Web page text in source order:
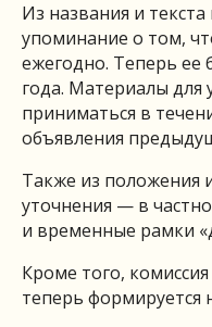
Из названия и
упоминание о том,
ежегодно. Теперь ее
года. Материалы для
приниматься в
объявления
Также из положения
уточнения — в
и временные рамки
Кроме того,
теперь формируется